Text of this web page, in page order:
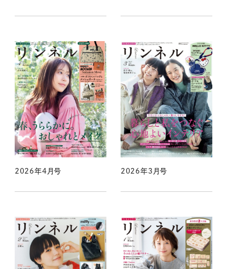
2026年4月号 2026年3月号